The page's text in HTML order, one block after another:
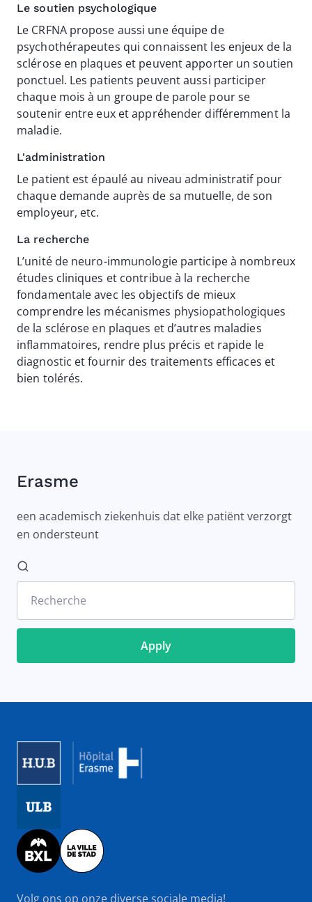
Le soutien psychologique
Le CRFNA propose aussi une équipe de
psychothérapeutes qui connaissent les enjeux de la
sclérose en plaques et peuvent apporter un soutien
ponctuel. Les patients peuvent aussi participer
chaque mois à un groupe de parole pour se
soutenir entre eux et appréhender différemment la
maladie.
L'administration
Le patient est épaulé au niveau administratif pour
chaque demande auprès de sa mutuelle, de son
employeur, etc.
La recherche
L’unité de neuro-immunologie participe à nombreux
études cliniques et contribue à la recherche
fondamentale avec les objectifs de mieux
comprendre les mécanismes physiopathologiques
de la sclérose en plaques et d’autres maladies
inflammatoires, rendre plus précis et rapide le
diagnostic et fournir des traitements efficaces et
bien tolérés.
Erasme
een academisch ziekenhuis dat elke patiënt verzorgt
en ondersteunt
Recherche
Image
Volg ons op onze diverse sociale media!